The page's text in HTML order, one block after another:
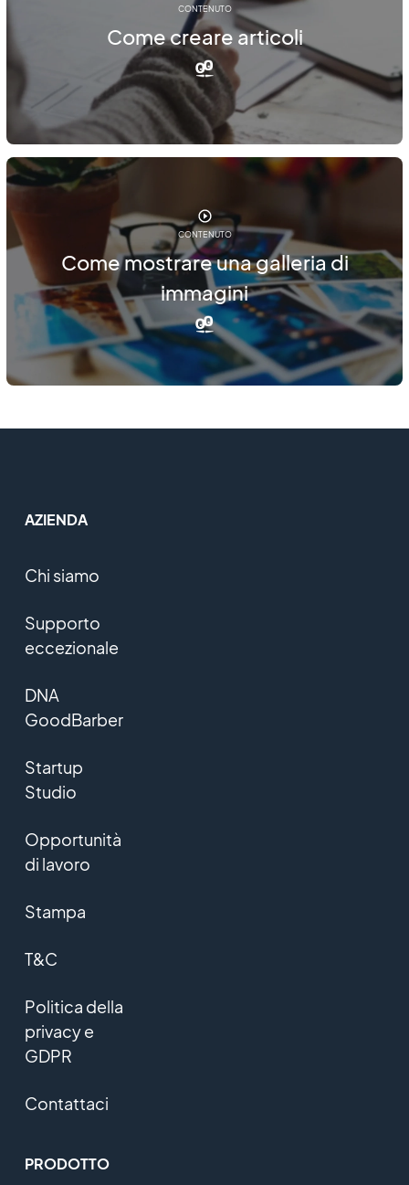
CONTENUTO
Come creare articoli
CONTENUTO
Come mostrare una galleria di
immagini
AZIENDA
Chi siamo
Supporto
eccezionale
DNA
GoodBarber
Startup
Studio
Opportunità
di lavoro
Stampa
T&C
Politica della
privacy e
GDPR
Contattaci
PRODOTTO